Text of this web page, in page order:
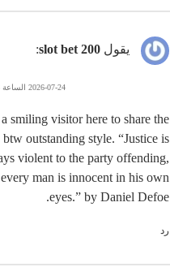
يقول slot bet 200
:
2026-07-24 الساعة 2:26 مساءً
smiling visitor here to share the
outstanding style. “Justice is
violent to the party offending,
man is innocent in his own
eyes.” by Daniel Defoe.
رد